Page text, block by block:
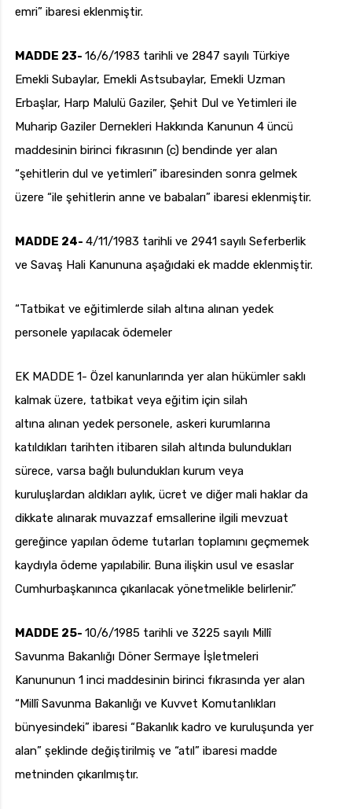
emri” ibaresi eklenmiştir.
MADDE 23- 16/6/1983 tarihli ve 2847 sayılı Türkiye
Emekli Subaylar, Emekli Astsubaylar, Emekli Uzman
Erbaşlar, Harp Malulü Gaziler, Şehit Dul ve Yetimleri ile
Muharip Gaziler Dernekleri Hakkında Kanunun 4 üncü
maddesinin birinci fıkrasının (c) bendinde yer alan
“şehitlerin dul ve yetimleri” ibaresinden sonra gelmek
üzere “ile şehitlerin anne ve babaları” ibaresi eklenmiştir.
MADDE 24- 4/11/1983 tarihli ve 2941 sayılı Seferberlik
ve Savaş Hali Kanununa aşağıdaki ek madde eklenmiştir.
“Tatbikat ve eğitimlerde silah altına alınan yedek
personele yapılacak ödemeler
EK MADDE 1- Özel kanunlarında yer alan hükümler saklı
kalmak üzere, tatbikat veya eğitim için silah
altına alınan yedek personele, askeri kurumlarına
katıldıkları tarihten itibaren silah altında bulundukları
sürece, varsa bağlı bulundukları kurum veya
kuruluşlardan aldıkları aylık, ücret ve diğer mali haklar da
dikkate alınarak muvazzaf emsallerine ilgili mevzuat
gereğince yapılan ödeme tutarları toplamını geçmemek
kaydıyla ödeme yapılabilir. Buna ilişkin usul ve esaslar
Cumhurbaşkanınca çıkarılacak yönetmelikle belirlenir.”
MADDE 25- 10/6/1985 tarihli ve 3225 sayılı Millî
Savunma Bakanlığı Döner Sermaye İşletmeleri
Kanununun 1 inci maddesinin birinci fıkrasında yer alan
“Millî Savunma Bakanlığı ve Kuvvet Komutanlıkları
bünyesindeki” ibaresi “Bakanlık kadro ve kuruluşunda yer
alan” şeklinde değiştirilmiş ve “atıl” ibaresi madde
metninden çıkarılmıştır.